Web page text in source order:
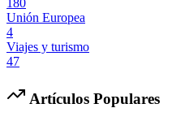
180
Unión Europea
4
Viajes y turismo
47
Artículos Populares